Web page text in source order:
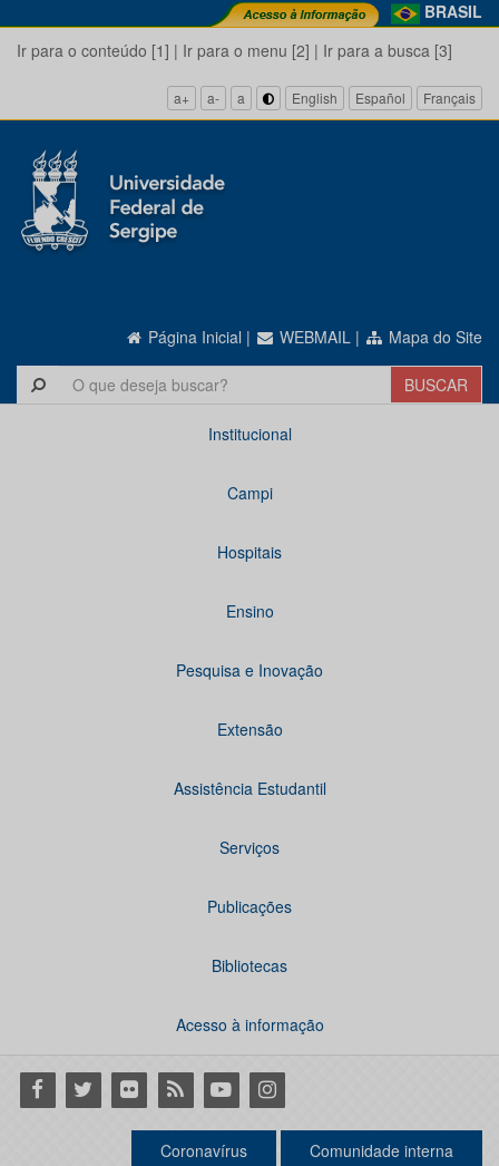
BRASIL
Ir para o conteúdo [1] | Ir para o menu [2] | Ir para a busca [3]
a+ a- a English Español Français
Página Inicial | WEBMAIL | Mapa do Site
Institucional
Campi
Hospitais
Ensino
Pesquisa e Inovação
Extensão
Assistência Estudantil
Serviços
Publicações
Bibliotecas
Acesso à informação
Facebook
Twitter Flickr RSS YoutubeInstagram
Coronavírus Comunidade interna